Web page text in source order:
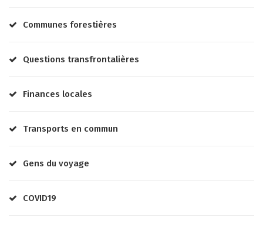
Communes forestières
Questions transfrontalières
Finances locales
Transports en commun
Gens du voyage
COVID19